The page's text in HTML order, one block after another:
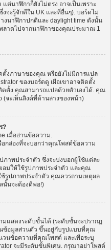
ต่นาฬิกาก็ยังไม่ตรง อาจเป็นเพราะ
งจะรู้จักดีใน UK และที่อื่นๆ). บอร์ดไม่
งนาฬิกาปกติและ daylight time ดังนั้น
ลาดไปจากนาฬิกาของคุณประมาณ 1
ตั้งภาษาของคุณ หรือยังไม่มีการแปล
ของบอร์ดดู เผื่อเขาอาจติดตั้ง
ตั้ง คุณสามารถแปลด้วยตัวเองได้. คุณ
(จะเห็นลิงค์ที่ด้านล่างของหน้า)
?
เมื่ออ่านข้อความ.
กล่องที่จะบอกว่าคุณโพสต์ข้อความ
าพประจำตัว ซึ่งจะบ่งบอกผู้ใช้แต่ละ
อมให้ใช้รูปภาพประจำตัว และคุณ
ช้รูปภาพประจำตัว คุณควรถามเหตุผล
นั้นจะต้องดีพอ!)
แสดงระดับขั้นได้ (ระดับขั้นจะปรากฏ
ข้อมูลส่วนตัว ขึ้นอยู่กับรูปแบบที่คุณ
วนข้อความที่คุณโพสต์ และเพื่อระบุ
จะมีระดับขั้นพิเศษ. กรุณาอย่าโพสต์